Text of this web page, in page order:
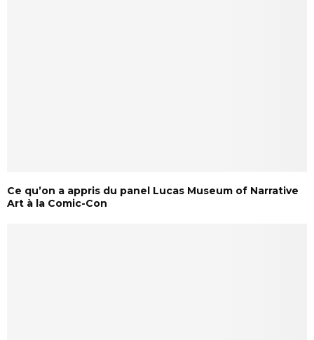
Ce qu’on a appris du panel Lucas Museum of Narrative
Art à la Comic-Con